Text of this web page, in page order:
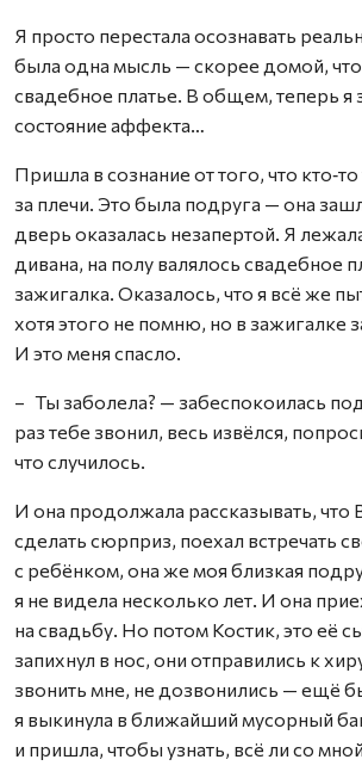
Я просто перестала осознавать
была одна мысль — скорее домой,
свадебное платье. В общем, теперь я
состояние аффекта…
Пришла в сознание от того, что кто‑то
за плечи. Это была подруга — она
дверь оказалась незапертой. Я
дивана, на полу валялось свадебное
зажигалка. Оказалось, что я всё же
хотя этого не помню, но в зажигалке
И это меня спасло.
– Ты заболела? — забеспокоилась
раз тебе звонил, весь извёлся,
что случилось.
И она продолжала рассказывать, что
сделать сюрприз, поехал встречать
с ребёнком, она же моя близкая
я не видела несколько лет. И она
на свадьбу. Но потом Костик, это её
запихнул в нос, они отправились к
звонить мне, не дозвонились — ещё
я выкинула в ближайший мусорный
и пришла, чтобы узнать, всё ли со